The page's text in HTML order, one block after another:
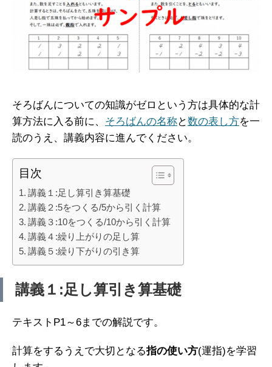
そろばんについての知識がゼロという方は具体的な計
算方法に入る前に、 そろばんの名称と数の表し方を一
読のうえ、講義内容に進んでください。
目次
講義１:足し算引き算基礎
講義２:5をつくる/5から引く計算
講義３:10をつくる/10から引く計算
講義４:繰り上がりの足し算
講義５:繰り下がりの引き算
講義１:足し算引き算基礎
テキストP1～6までの解説です。
計算をするうえで大切となる指の使い方(運指)を学習